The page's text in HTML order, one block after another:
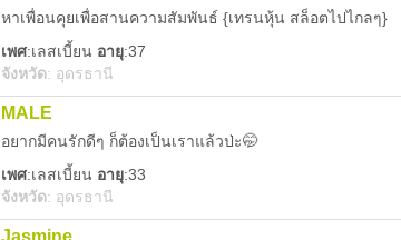
หาเพื่อนคุยเพื่อสานความสัมพันธ์ {เทรนหุ้น สล็อตไปไกลๆ}
เพศ:เลสเบี้ยน อายุ:37
จังหวัด: อุดรธานี
MALE
อยากมีคนรักดีๆ ก็ต้องเป็นเราแล้วป่ะ🤭
เพศ:เลสเบี้ยน อายุ:33
จังหวัด: อุดรธานี
Jasmine